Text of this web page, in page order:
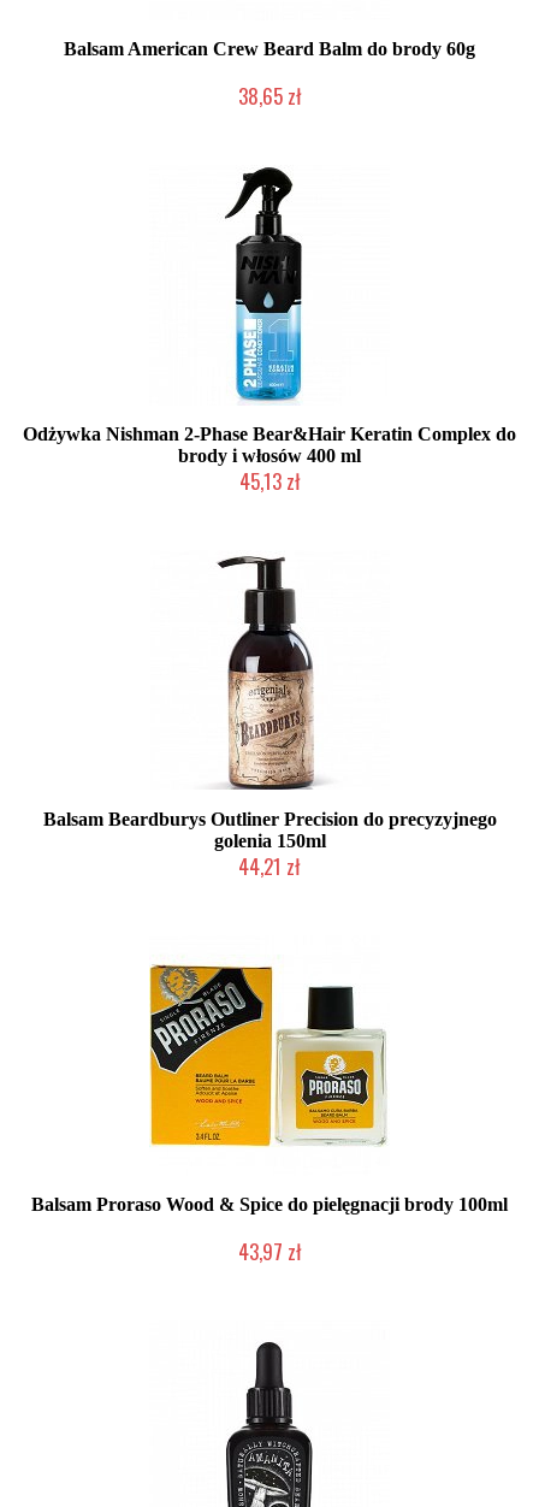
Balsam American Crew Beard Balm do brody 60g
38,65 zł
Odżywka Nishman 2-Phase Bear&Hair Keratin Complex do
brody i włosów 400 ml
45,13 zł
Balsam Beardburys Outliner Precision do precyzyjnego
golenia 150ml
44,21 zł
Balsam Proraso Wood & Spice do pielęgnacji brody 100ml
43,97 zł